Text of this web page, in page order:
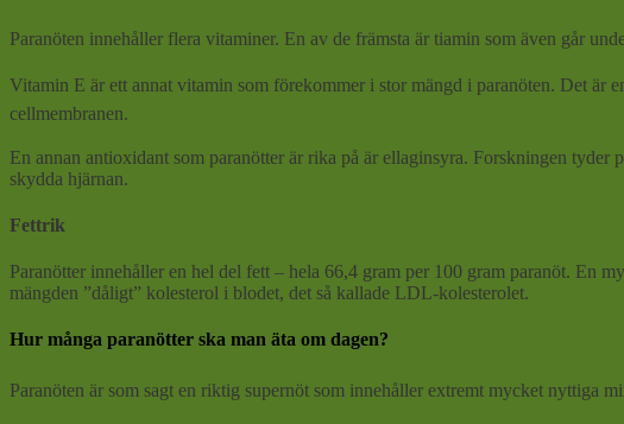
Paranöten innehåller flera vitaminer. En av de främsta är tiamin som även går
Vitamin E är ett annat vitamin som förekommer i stor mängd i paranöten. Det är
cellmembranen.
En annan antioxidant som paranötter är rika på är ellaginsyra. Forskningen
skydda hjärnan.
Fettrik
Paranötter innehåller en hel del fett – hela 66,4 gram per 100 gram paranöt. En
mängden ”dåligt” kolesterol i blodet, det så kallade LDL-kolesterolet.
Hur många paranötter ska man äta om dagen?
Paranöten är som sagt en riktig supernöt som innehåller extremt mycket nyttiga